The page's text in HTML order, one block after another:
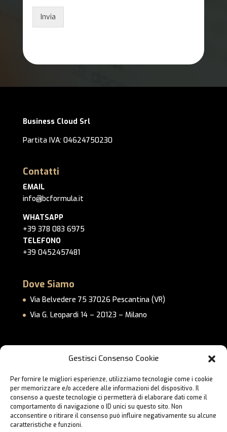
Gestisci Consenso Cookie
Per fornire le migliori esperienze, utilizziamo tecnologie come i cookie
per memorizzare e/o accedere alle informazioni del dispositivo. Il
consenso a queste tecnologie ci permetterà di elaborare dati come il
comportamento di navigazione o ID unici su questo sito. Non
acconsentire o ritirare il consenso può influire negativamente su alcune
caratteristiche e funzioni.
Invia
Business Cloud Srl
Partita IVA: 04624750230
Contatti
EMAIL
info@bcformula.it
WHATSAPP
+39 378 083 6975
TELEFONO
+39 0452457481
Dove Siamo
Via Belvedere 75 37026 Pescantina (VR)
Via G. Leopardi 14 – 20123 – Milano
Cookie Policy
Lavora con Noi
Contatti